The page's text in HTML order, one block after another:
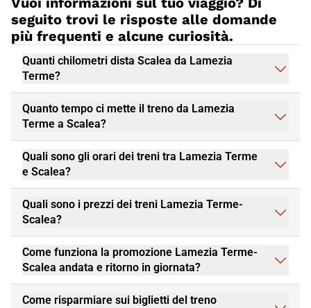
seguito trovi le risposte alle domande
più frequenti e alcune curiosità.
Quanti chilometri dista Scalea da Lamezia
Terme?
Quanto tempo ci mette il treno da Lamezia
Terme a Scalea?
Quali sono gli orari dei treni tra Lamezia Terme
e Scalea?
Quali sono i prezzi dei treni Lamezia Terme-
Scalea?
Come funziona la promozione Lamezia Terme-
Scalea andata e ritorno in giornata?
Come risparmiare sui biglietti del treno